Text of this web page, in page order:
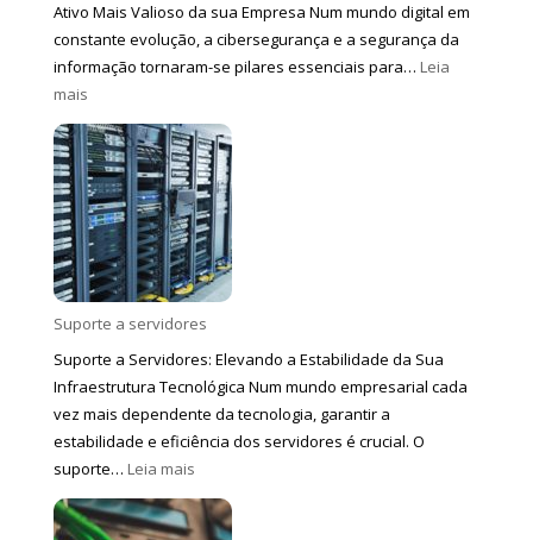
Ativo Mais Valioso da sua Empresa Num mundo digital em
constante evolução, a cibersegurança e a segurança da
informação tornaram-se pilares essenciais para… Leia
mais:
Cyber
Security
Suporte a servidores
Suporte a Servidores: Elevando a Estabilidade da Sua
Infraestrutura Tecnológica Num mundo empresarial cada
vez mais dependente da tecnologia, garantir a
estabilidade e eficiência dos servidores é crucial. O
suporte… Leia mais:
Suporte